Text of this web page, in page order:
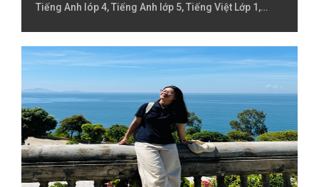
Tiếng Anh lóp 4, Tiếng Anh lớp 5, Tiếng Việt Lớp 1,